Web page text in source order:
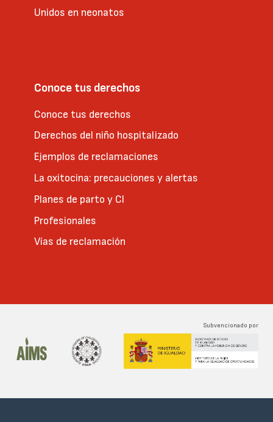
Unidos en neonatos
Conoce tus derechos
Conoce tus derechos
Derechos del niño hospitalizado
Ejemplos de reclamaciones
La oxitocina: precauciones y alertas
Planes de parto y CI
Profesionales
Vías de reclamación
Subvencionado por